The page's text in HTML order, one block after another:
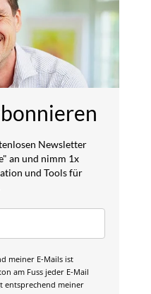
Newsletter
an und nimm 1x
und Tools für
meiner E-Mails ist
am Fuss jeder E-Mail
entsprechend meiner